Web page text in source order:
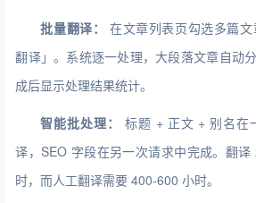
批量翻译：
在文章列表页勾选多篇
翻译」。系统逐一处理，大段落文章自动
成后显示处理结果统计。
智能批处理：
标题 + 正文 + 别名在
译，SEO 字段在另一次请求中完成。翻
时，而人工翻译需要 400-600 小时。